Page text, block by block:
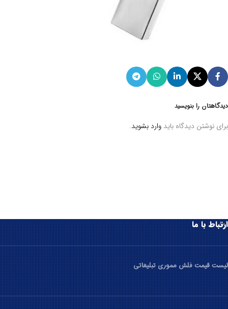
دیدگاهتان را بنویسید
برای نوشتن دیدگاه باید وارد بشوید.
ارتباط با ما
لیست قیمت فلش مموری تبلیغاتی